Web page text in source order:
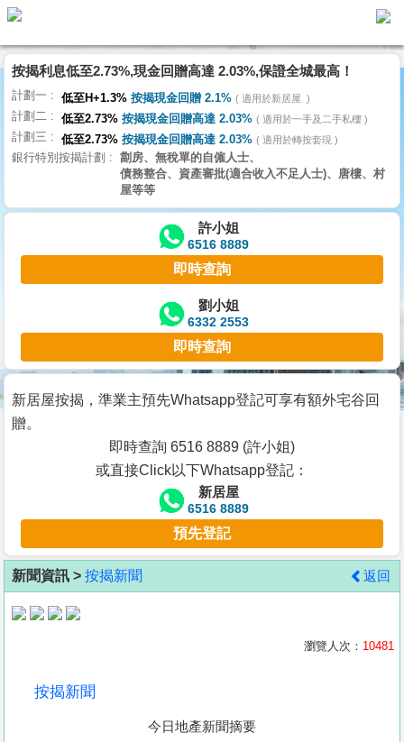
主
頁
搵
樓/
交
業
主
宅
谷
按
客
地
產
按揭利息低至2.73%,現金回贈高達 2.03%,保證全城最高！
計劃一 低至H+1.3% 按揭現金回贈 2.1% 適用於新居屋
計劃二 低至2.73% 按揭現金回贈高達 2.03% 適用於一手及二手私樓
計劃三 低至2.73% 按揭現金回贈高達 2.03% 適用於轉按套現
銀行特別按揭計劃
劏房、無稅單的自僱人士、
債務整合、資產審批(適合收入不足人士)、唐樓、村
屋等等
許小姐
6516 8889
即時查詢
劉小姐
6332 2553
即時查詢
新居屋按揭，準業主預先Whatsapp登記可享有額外宅谷回
贈。
即時查詢 6516 8889 (許小姐)
或直接Click以下Whatsapp登記：
新居屋
6516 8889
預先登記
新聞資訊 > 按揭新聞 返回
瀏覽人次： 10481
按揭新聞
今日地產新聞摘要